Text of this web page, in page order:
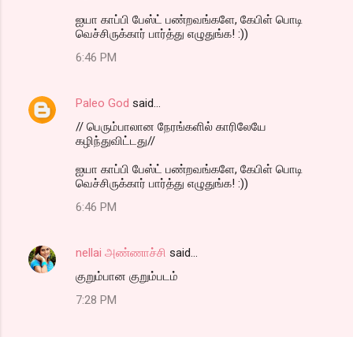
ஐயா காப்பி பேஸ்ட் பண்றவங்களே, கேபிள் பொடி
வெச்சிருக்கார் பார்த்து எழுதுங்க! :))
6:46 PM
Paleo God said…
// பெரும்பாலான நேரங்களில் காரிலேயே
கழிந்துவிட்டது//
ஐயா காப்பி பேஸ்ட் பண்றவங்களே, கேபிள் பொடி
வெச்சிருக்கார் பார்த்து எழுதுங்க! :))
6:46 PM
nellai அண்ணாச்சி said…
குறும்பான குறும்படம்
7:28 PM